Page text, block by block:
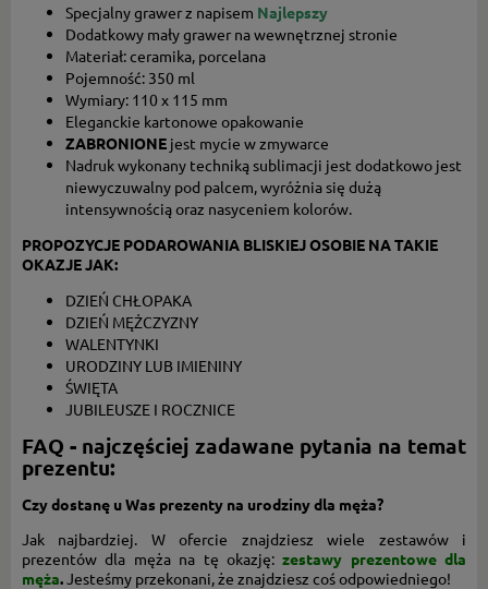
Specjalny grawer z napisem Najlepszy
Dodatkowy mały grawer na wewnętrznej stronie
Materiał: ceramika, porcelana
Pojemność: 350 ml
Wymiary: 110 x 115 mm
Eleganckie kartonowe opakowanie
ZABRONIONE jest mycie w zmywarce
Nadruk wykonany techniką sublimacji jest dodatkowo jest
niewyczuwalny pod palcem, wyróżnia się dużą
intensywnością oraz nasyceniem kolorów.
PROPOZYCJE PODAROWANIA BLISKIEJ OSOBIE NA TAKIE
OKAZJE JAK:
DZIEŃ CHŁOPAKA
DZIEŃ MĘŻCZYZNY
WALENTYNKI
URODZINY LUB IMIENINY
ŚWIĘTA
JUBILEUSZE I ROCZNICE
FAQ - najczęściej zadawane pytania na temat
prezentu:
Czy dostanę u Was prezenty na urodziny dla męża?
Jak najbardziej. W ofercie znajdziesz wiele zestawów i
prezentów dla męża na tę okazję:zestawy prezentowe dla
męża.Jesteśmy przekonani, że znajdziesz coś odpowiedniego!